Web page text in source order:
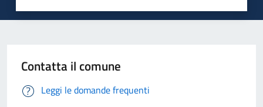
Contatta il comune
Leggi le domande frequenti